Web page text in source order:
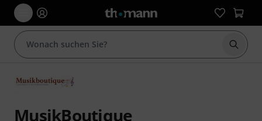
Suche
MusikBoutique